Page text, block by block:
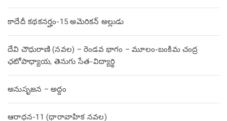
కాదేదీ కథకనర్హం-15 అమెరికన్ అల్లుడు
దేవి చౌధురాణి (నవల) – రెండవ భాగం – మూలం-బంకిమ చంద్ర
ఛటోపాధ్యాయ, తెనుగు సేత-విద్యార్థి
అనుసృజన – అద్దం
ఆరాధన-11 (ధారావాహిక నవల)